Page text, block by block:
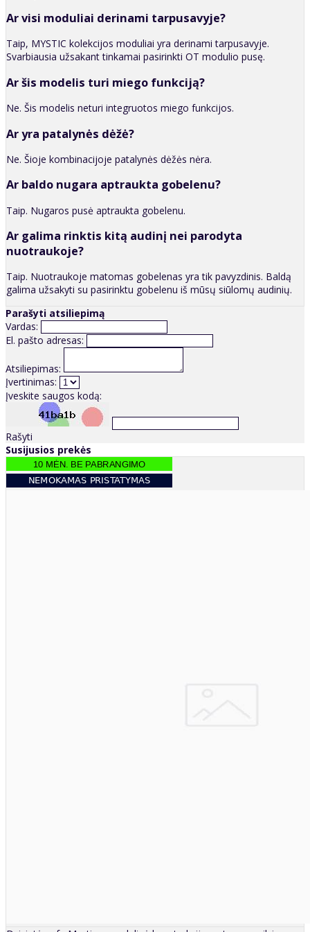
Ar visi moduliai derinami tarpusavyje?
Taip, MYSTIC kolekcijos moduliai yra derinami tarpusavyje.
Svarbiausia užsakant tinkamai pasirinkti OT modulio pusę.
Ar šis modelis turi miego funkciją?
Ne. Šis modelis neturi integruotos miego funkcijos.
Ar yra patalynės dėžė?
Ne. Šioje kombinacijoje patalynės dėžės nėra.
Ar baldo nugara aptraukta gobelenu?
Taip. Nugaros pusė aptraukta gobelenu.
Ar galima rinktis kitą audinį nei parodyta
nuotraukoje?
Taip. Nuotraukoje matomas gobelenas yra tik pavyzdinis. Baldą
galima užsakyti su pasirinktu gobelenu iš mūsų siūlomų audinių.
Parašyti atsiliepimą
Vardas:
El. pašto adresas:
Atsiliepimas:
Įvertinimas:
Įveskite saugos kodą:
Rašyti
Susijusios prekės